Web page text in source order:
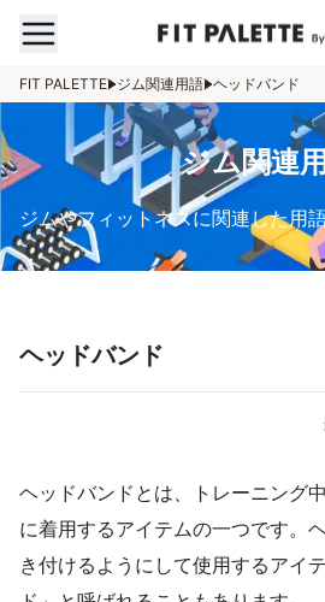
FIT PALETTE ジム関連用語 ヘッドバンド
ジム関連
ジムやフィットネスに関連した用
ヘッドバンド
ヘッドバンドとは、トレーニング
に着用するアイテムの一つです。
き付けるようにして使用するアイ